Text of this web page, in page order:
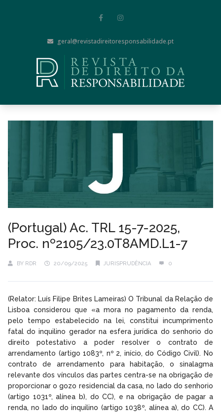
geral@revistadireitoresponsabilidade.pt
(Portugal) Ac. TRL 15-7-2025,
Proc. nº2105/23.0T8AMD.L1-7
BY RDR 20/09/2025 JURISPRUDÊNCIA 0
(Relator: Luís Filipe Brites Lameiras) O Tribunal da Relação de
Lisboa considerou que «a mora no pagamento da renda,
pelo tempo estabelecido na lei, constitui incumprimento
fatal do inquilino gerador na esfera jurídica do senhorio do
direito potestativo a poder resolver o contrato de
arrendamento (artigo 1083º, nº 2, início, do Código Civil). No
contrato de arrendamento para habitação, o sinalagma
relevante dos vínculos das partes centra-se na obrigação de
proporcionar o gozo residencial da casa, no lado do senhorio
(artigo 1031º, alínea b), do CC), e na obrigação de pagar a
renda, no lado do inquilino (artigo 1038º, alínea a), do CC). A